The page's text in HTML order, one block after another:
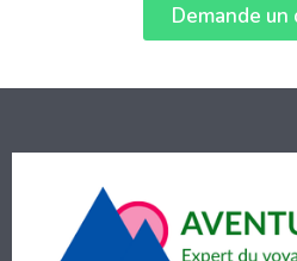
Demande un